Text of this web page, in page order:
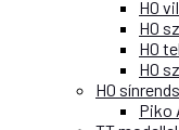
H0
H0
H0
H0
H0
Piko